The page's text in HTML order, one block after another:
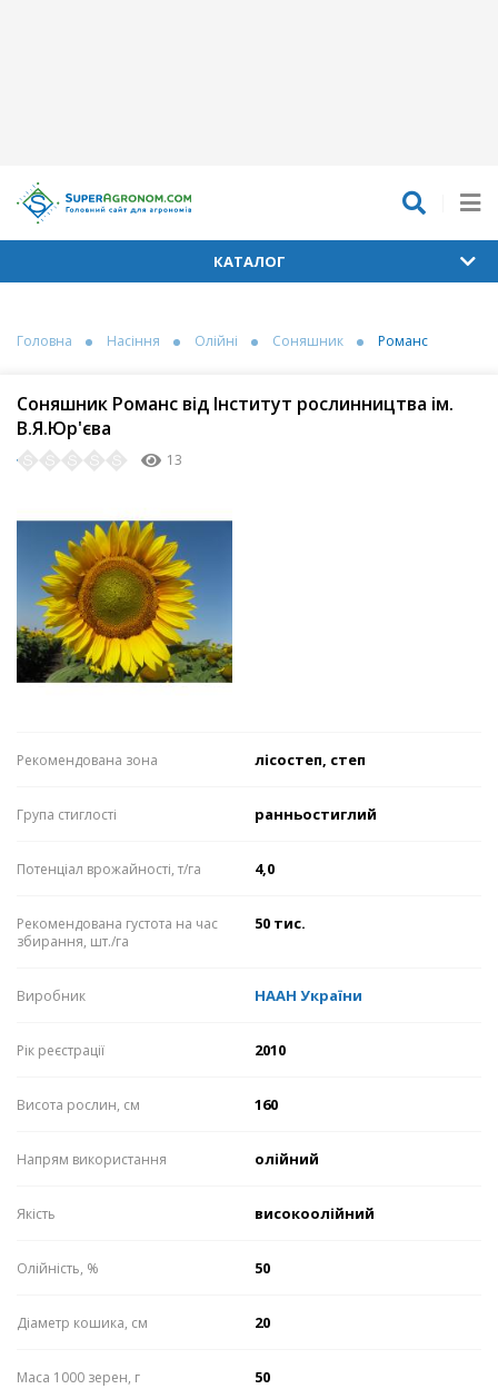
КАТАЛОГ
Головна Насіння Олійні Соняшник Романс
Соняшник Романс від Інститут рослинництва ім.
В.Я.Юр'єва
13
Рекомендована зона лісостеп, степ
Група стиглості ранньостиглий
Потенціал врожайності, т/га 4,0
Рекомендована густота на час
збирання, шт./га
50 тис.
Виробник НААН України
Рік реєстрації 2010
Висота рослин, см 160
Напрям використання олійний
Якість високоолійний
Олійність, % 50
Діаметр кошика, см 20
Маса 1000 зерен, г 50